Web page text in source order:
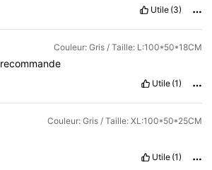
Utile (3)
Couleur: Gris / Taille: L:100*50*18CM
recommande
Utile (1)
Couleur: Gris / Taille: XL:100*50*25CM
Utile (1)